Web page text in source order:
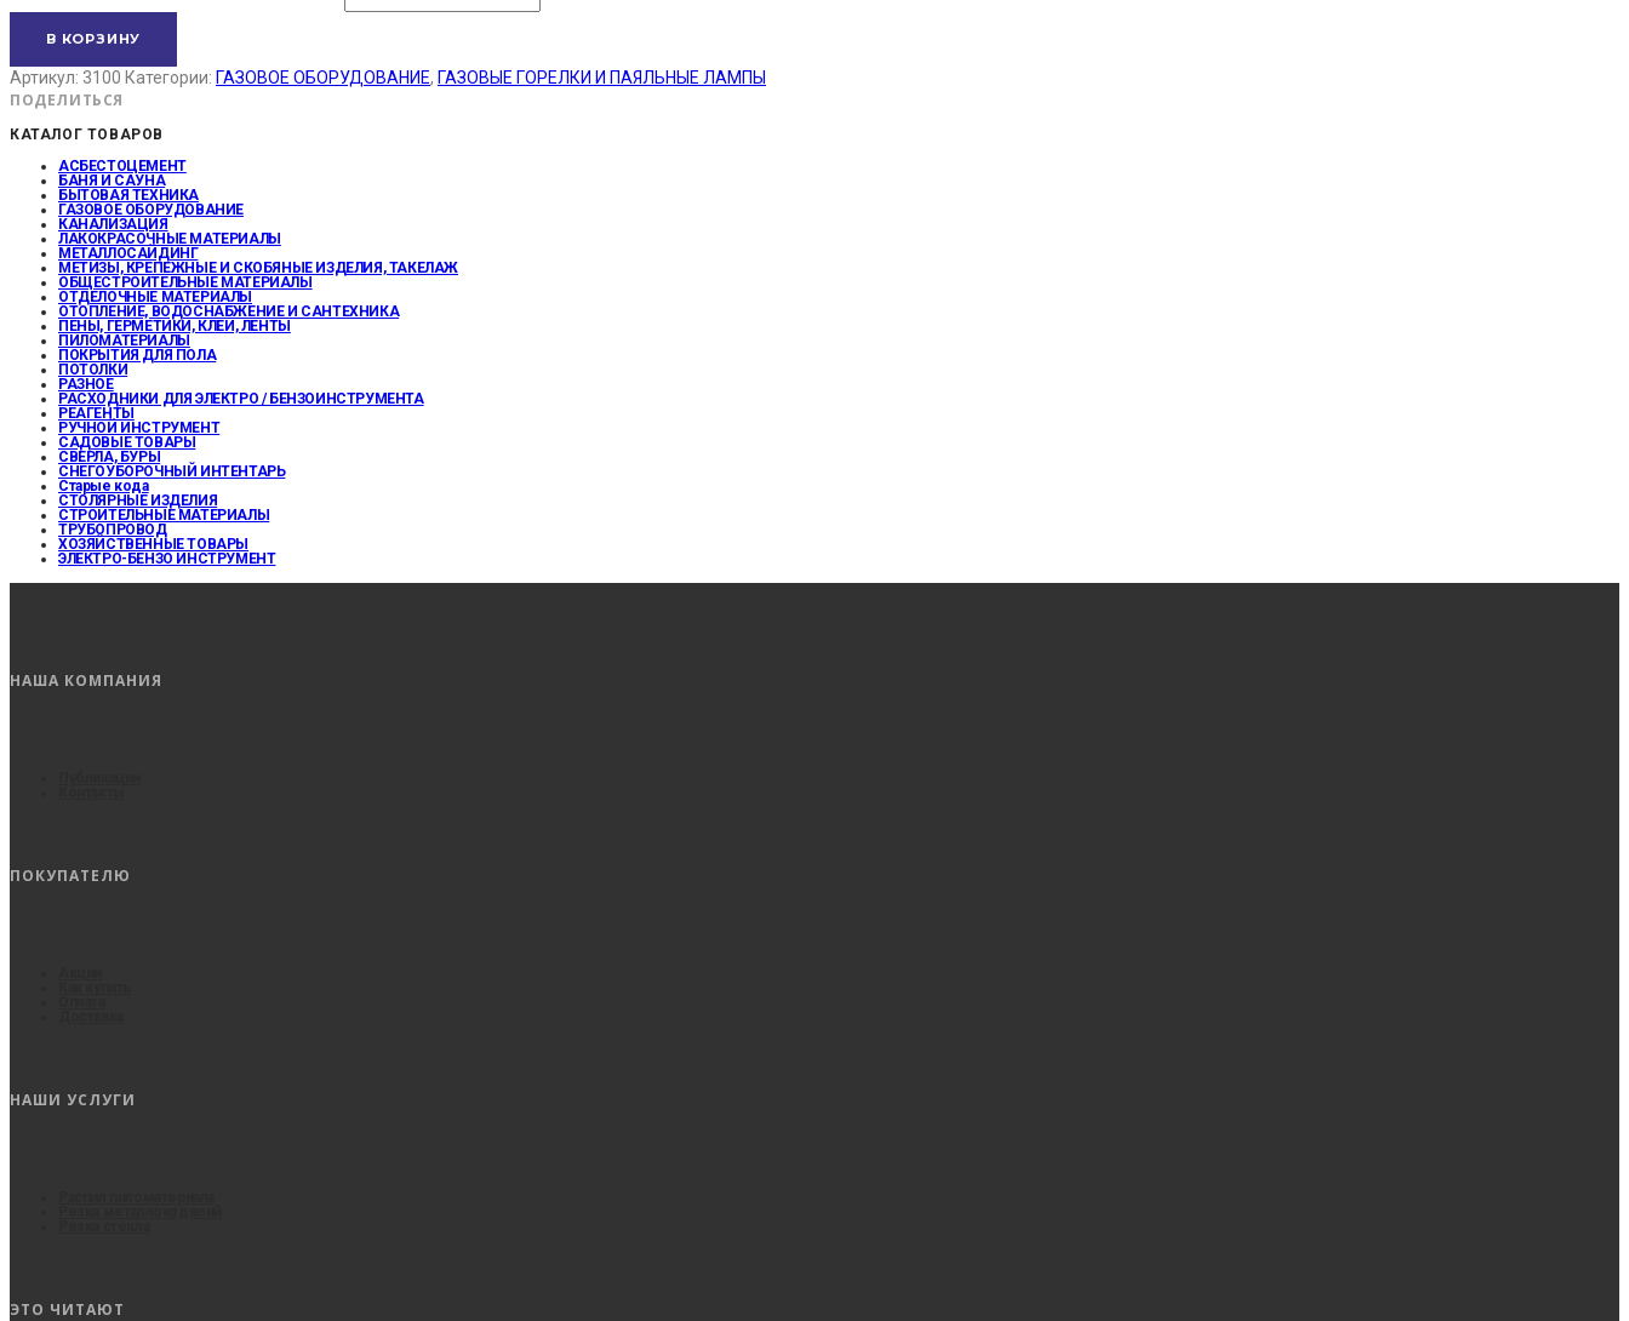
В КОРЗИНУ
Артикул: 3100 Категории: ГАЗОВОЕ ОБОРУДОВАНИЕ, ГАЗОВЫЕ ГОРЕЛКИ И ПАЯЛЬНЫЕ ЛАМПЫ
ПОДЕЛИТЬСЯ
КАТАЛОГ ТОВАРОВ
АСБЕСТОЦЕМЕНТ
БАНЯ И САУНА
БЫТОВАЯ ТЕХНИКА
ГАЗОВОЕ ОБОРУДОВАНИЕ
КАНАЛИЗАЦИЯ
ЛАКОКРАСОЧНЫЕ МАТЕРИАЛЫ
МЕТАЛЛОСАЙДИНГ
МЕТИЗЫ, КРЕПЕЖНЫЕ И СКОБЯНЫЕ ИЗДЕЛИЯ, ТАКЕЛАЖ
ОБЩЕСТРОИТЕЛЬНЫЕ МАТЕРИАЛЫ
ОТДЕЛОЧНЫЕ МАТЕРИАЛЫ
ОТОПЛЕНИЕ, ВОДОСНАБЖЕНИЕ И САНТЕХНИКА
ПЕНЫ, ГЕРМЕТИКИ, КЛЕИ, ЛЕНТЫ
ПИЛОМАТЕРИАЛЫ
ПОКРЫТИЯ ДЛЯ ПОЛА
ПОТОЛКИ
РАЗНОЕ
РАСХОДНИКИ ДЛЯ ЭЛЕКТРО / БЕНЗОИНСТРУМЕНТА
РЕАГЕНТЫ
РУЧНОЙ ИНСТРУМЕНТ
САДОВЫЕ ТОВАРЫ
СВЕРЛА, БУРЫ
СНЕГОУБОРОЧНЫЙ ИНТЕНТАРЬ
Старые кода
СТОЛЯРНЫЕ ИЗДЕЛИЯ
СТРОИТЕЛЬНЫЕ МАТЕРИАЛЫ
ТРУБОПРОВОД
ХОЗЯЙСТВЕННЫЕ ТОВАРЫ
ЭЛЕКТРО-БЕНЗО ИНСТРУМЕНТ
НАША КОМПАНИЯ
ПОКУПАТЕЛЮ
НАШИ УСЛУГИ
ЭТО ЧИТАЮТ